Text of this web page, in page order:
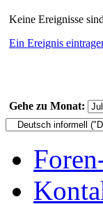
Keine Ereignisse
Ein Ereignis
Gehe zu Monat: